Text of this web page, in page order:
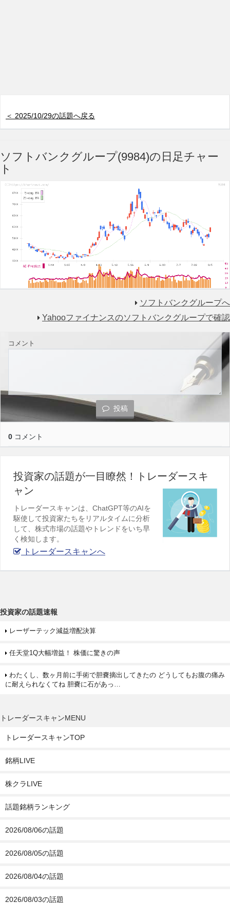
＜ 2025/10/29の話題へ戻る
ソフトバンクグループ(9984)の日足チャー
ト
ソフトバンクグループへ
Yahooファイナンスのソフトバンクグループで確認
コメント
投稿
0 コメント
投資家の話題が一目瞭然！トレーダースキ
ャン
トレーダースキャンは、ChatGPT等のAIを
駆使して投資家たちをリアルタイムに分析
して、株式市場の話題やトレンドをいち早
く検知します。
トレーダースキャンへ
投資家の話題速報
レーザーテック減益増配決算
任天堂1Q大幅増益！ 株価に驚きの声
わたくし、数ヶ月前に手術で胆嚢摘出してきたの どうしてもお腹の痛み
に耐えられなくてね 胆嚢に石があっ…
トレーダースキャンMENU
トレーダースキャンTOP
銘柄LIVE
株クラLIVE
話題銘柄ランキング
2026/08/06の話題
2026/08/05の話題
2026/08/04の話題
2026/08/03の話題